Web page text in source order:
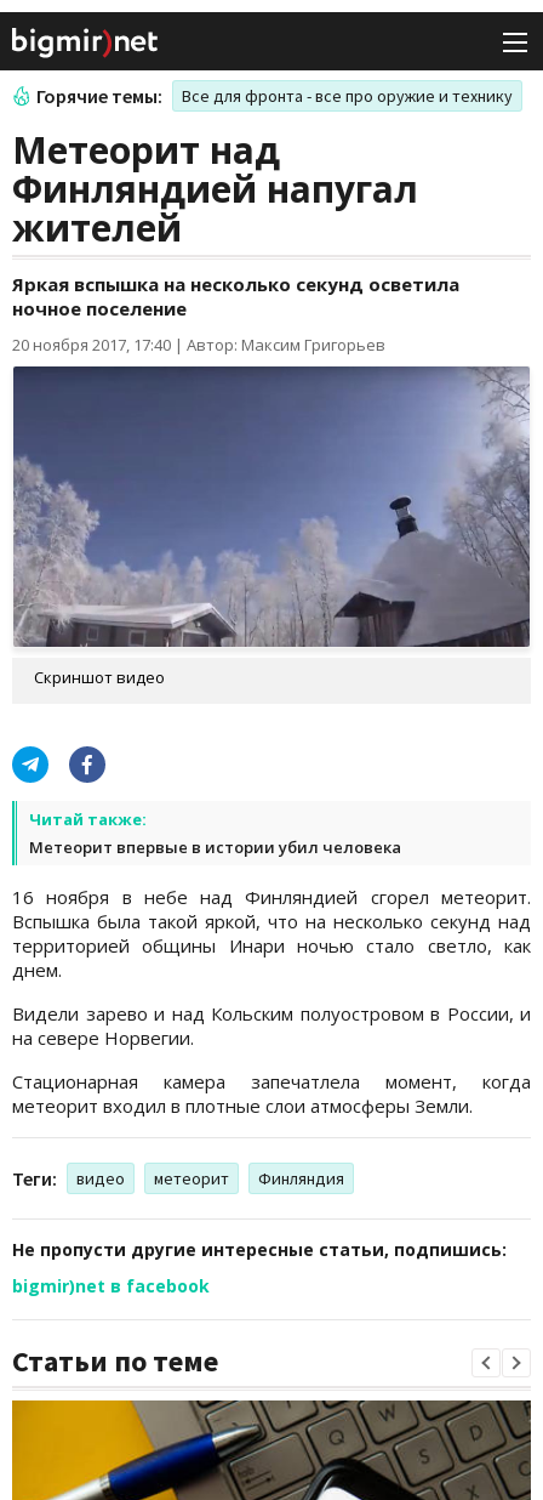
Горячие темы: Все для фронта - все про оружие и технику
Метеорит над
Финляндией напугал
жителей
Яркая вспышка на несколько секунд осветила
ночное поселение
20 ноября 2017, 17:40 | Автор: Максим Григорьев
Скриншот видео
Читай также:
Метеорит впервые в истории убил человека
16 ноября в небе над Финляндией сгорел метеорит.
Вспышка была такой яркой, что на несколько секунд над
территорией общины Инари ночью стало светло, как
днем.
Видели зарево и над Кольским полуостровом в России, и
на севере Норвегии.
Стационарная камера запечатлела момент, когда
метеорит входил в плотные слои атмосферы Земли.
Теги: видео метеорит Финляндия
Не пропусти другие интересные статьи, подпишись:
bigmir)net в facebook
Статьи по теме